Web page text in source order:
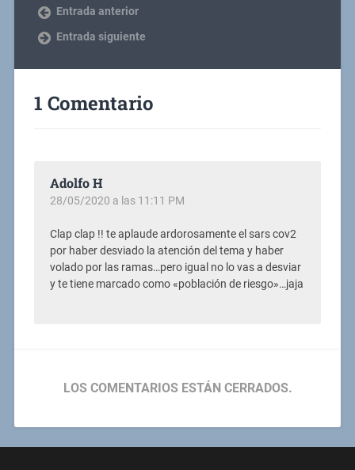
Entrada anterior
Entrada siguiente
1 Comentario
Adolfo H
28/05/2020 a las 11:11 PM
Clap clap !! te aplaude ardorosamente el sars cov2
por haber desviado la atención del tema y haber
volado por las ramas…pero igual no lo vas a desviar
y te tiene marcado como «población de riesgo»…jaja
LOS COMENTARIOS ESTÁN CERRADOS.